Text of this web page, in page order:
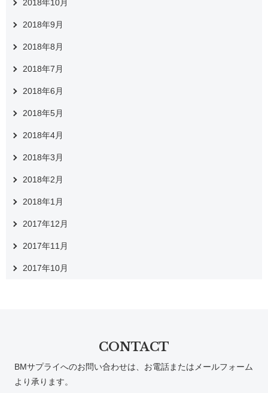
2018年10月
2018年9月
2018年8月
2018年7月
2018年6月
2018年5月
2018年4月
2018年3月
2018年2月
2018年1月
2017年12月
2017年11月
2017年10月
CONTACT
BMサプライへのお問い合わせは、お電話またはメールフォーム
より承ります。